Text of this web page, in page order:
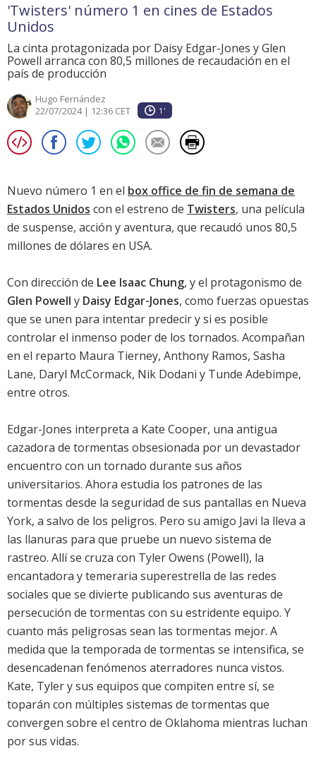
'Twisters' número 1 en cines de Estados
Unidos
La cinta protagonizada por Daisy Edgar-Jones y Glen
Powell arranca con 80,5 millones de recaudación en el
país de producción
Hugo Fernández
22/07/2024 | 12:36 CET
1'
Nuevo número 1 en el box office de fin de semana de
Estados Unidos con el estreno de Twisters, una película
de suspense, acción y aventura, que recaudó unos 80,5
millones de dólares en USA.
Con dirección de Lee Isaac Chung, y el protagonismo de
Glen Powell y Daisy Edgar-Jones, como fuerzas opuestas
que se unen para intentar predecir y si es posible
controlar el inmenso poder de los tornados. Acompañan
en el reparto Maura Tierney, Anthony Ramos, Sasha
Lane, Daryl McCormack, Nik Dodani y Tunde Adebimpe,
entre otros.
Edgar-Jones interpreta a Kate Cooper, una antigua
cazadora de tormentas obsesionada por un devastador
encuentro con un tornado durante sus años
universitarios. Ahora estudia los patrones de las
tormentas desde la seguridad de sus pantallas en Nueva
York, a salvo de los peligros. Pero su amigo Javi la lleva a
las llanuras para que pruebe un nuevo sistema de
rastreo. Allí se cruza con Tyler Owens (Powell), la
encantadora y temeraria superestrella de las redes
sociales que se divierte publicando sus aventuras de
persecución de tormentas con su estridente equipo. Y
cuanto más peligrosas sean las tormentas mejor. A
medida que la temporada de tormentas se intensifica, se
desencadenan fenómenos aterradores nunca vistos.
Kate, Tyler y sus equipos que compiten entre sí, se
toparán con múltiples sistemas de tormentas que
convergen sobre el centro de Oklahoma mientras luchan
por sus vidas.